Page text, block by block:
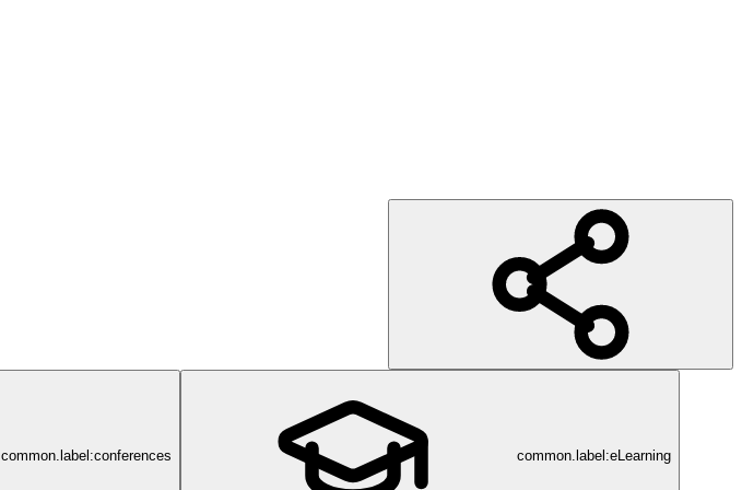
common.label:conferences common.label:eLearning